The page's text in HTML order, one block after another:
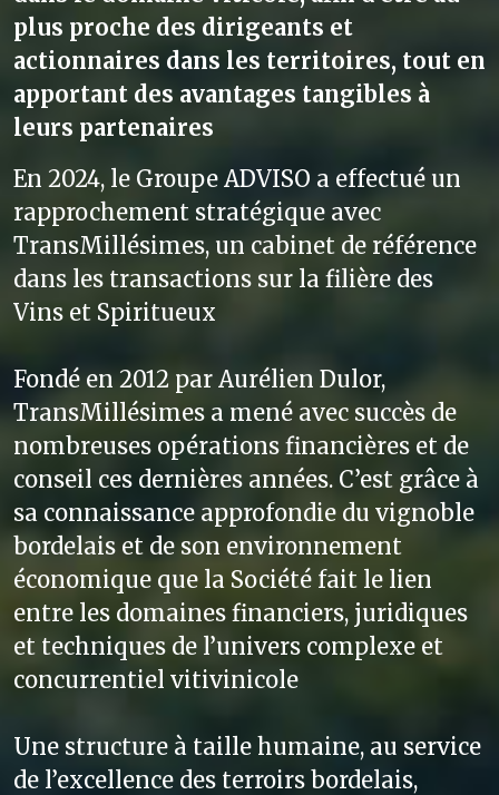
plus proche des dirigeants et
actionnaires dans les territoires, tout en
apportant des avantages tangibles à
leurs partenaires
En 2024, le Groupe ADVISO a effectué un
rapprochement stratégique avec
TransMillésimes, un cabinet de référence
dans les transactions sur la filière des
Vins et Spiritueux
Fondé en 2012 par Aurélien Dulor,
TransMillésimes a mené avec succès de
nombreuses opérations financières et de
conseil ces dernières années. C’est grâce à
sa connaissance approfondie du vignoble
bordelais et de son environnement
économique que la Société fait le lien
entre les domaines financiers, juridiques
et techniques de l’univers complexe et
concurrentiel vitivinicole
Une structure à taille humaine, au service
de l’excellence des terroirs bordelais,